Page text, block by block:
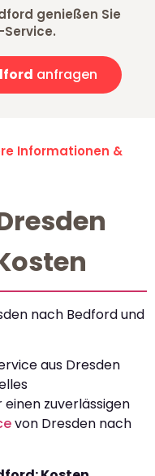
genießen Sie
anfragen
Informationen &
nach Bedford und
aus Dresden
zuverlässigen
von Dresden nach